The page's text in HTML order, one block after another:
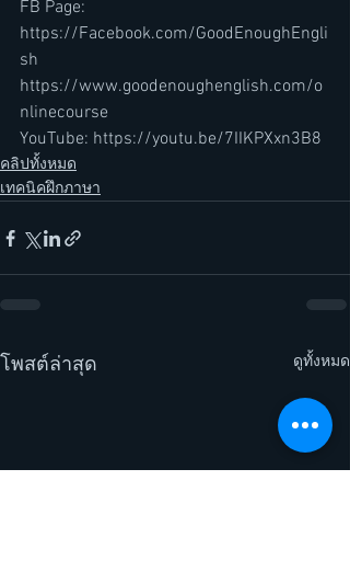
FB Page:
https://Facebook.com/GoodEnoughEngli
sh
https://www.goodenoughenglish.com/o
nlinecourse
YouTube: https://youtu.be/7IIKPXxn3B8
คลิปทั้งหมด
เทคนิคฝึกภาษา
โพสต์ล่าสุด ดูทั้งหมด